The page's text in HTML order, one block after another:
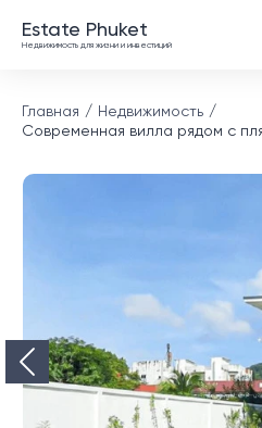
Estate Phuket
Недвижимость для жизни и инвестиций
Главная
Недвижимость
Современная вилла рядом с